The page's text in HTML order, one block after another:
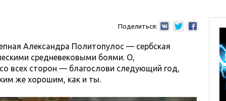
Поделиться:
Александра Политопулос — сербская
средневековыми боями. О,
всех сторон — благослови следующий год,
же хорошим, как и ты.